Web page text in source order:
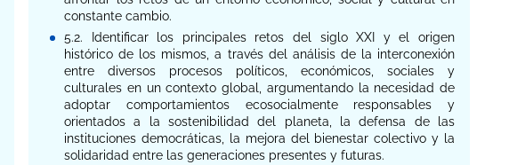
constante cambio.
5.2. Identificar los principales retos del siglo XXI y el origen
histórico de los mismos, a través del análisis de la interconexión
entre diversos procesos políticos, económicos, sociales y
culturales en un contexto global, argumentando la necesidad de
adoptar comportamientos ecosocialmente responsables y
orientados a la sostenibilidad del planeta, la defensa de las
instituciones democráticas, la mejora del bienestar colectivo y la
solidaridad entre las generaciones presentes y futuras.